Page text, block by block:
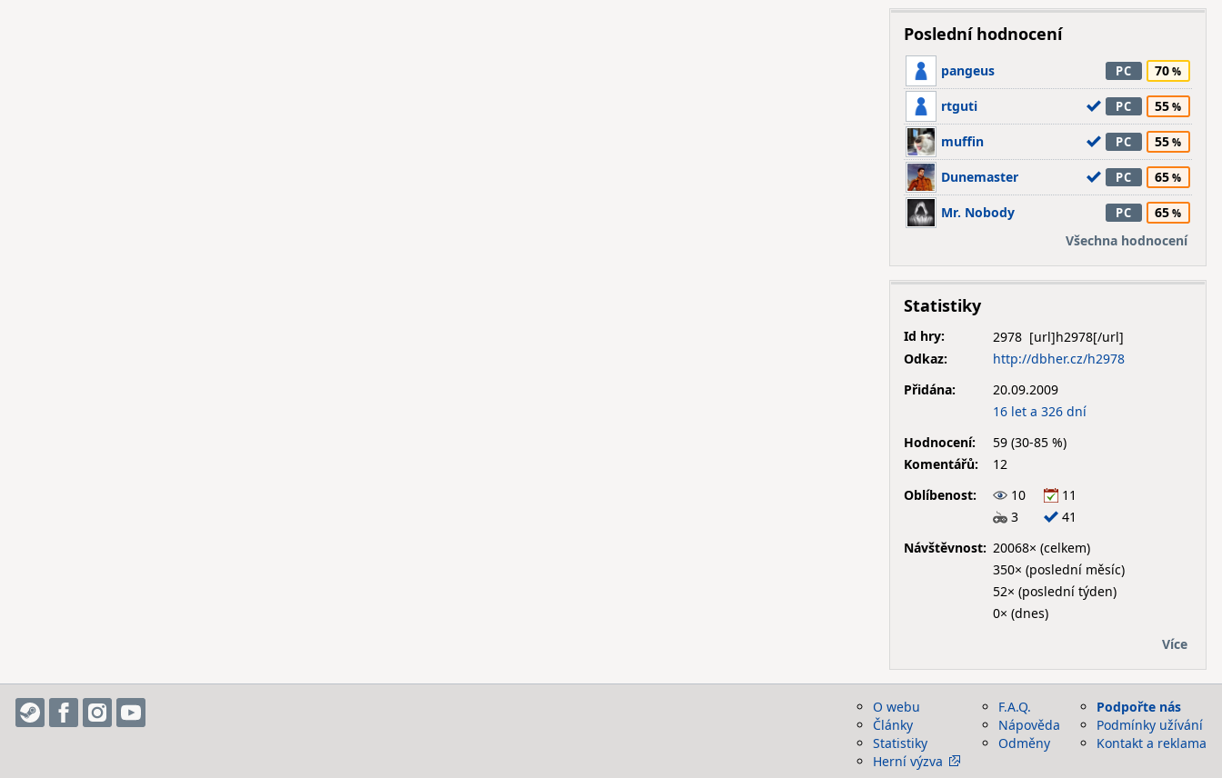
Poslední hodnocení
pangeus PC 70
rtguti PC 55
muffin PC 55
Dunemaster PC 65
Mr. Nobody PC
65
Všechna hodnocení
Statistiky
Id hry:
2978
Odkaz:
http://dbher.cz/h2978
Přidána:
20.09.2009
16 let a 326 dní
Hodnocení:
59 (30-85 %)
Komentářů:
12
Oblíbenost:
10
11
3
41
Návštěvnost: 20068× (celkem)
350× (poslední měsíc)
52× (poslední týden)
0× (dnes)
Více
O webu
Články
Statistiky
Herní výzva
F.A.Q.
Nápověda
Odměny
Podpořte nás
Podmínky užívání
Kontakt a reklama